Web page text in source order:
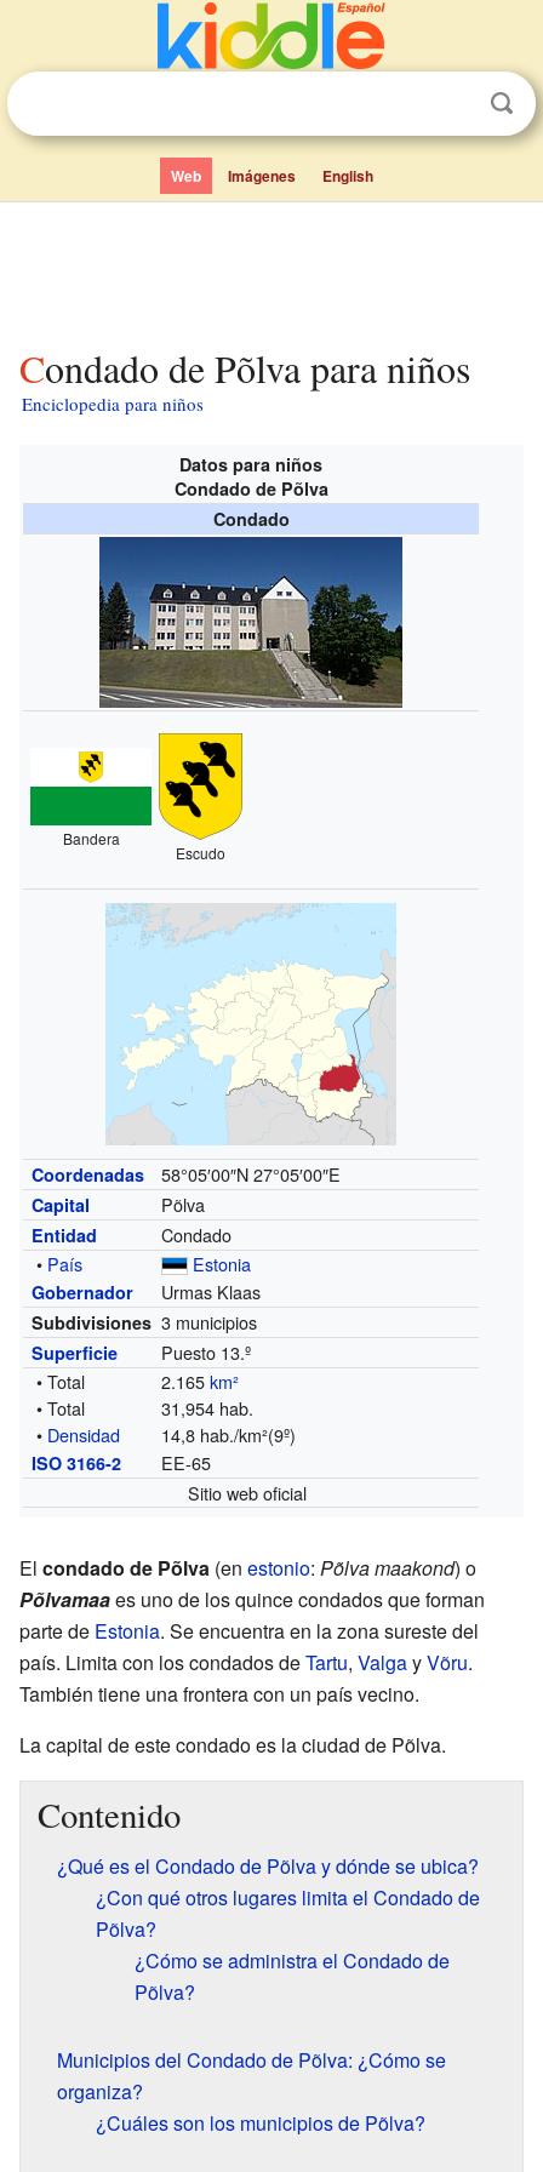
Web Imágenes English
Condado de Põlva para niños
Enciclopedia para niños
Datos para niños
Condado de Põlva
Condado
Bandera
Escudo
Coordenadas 58°05′00″N 27°05′00″E
Capital Põlva
Entidad
Condado
• País Estonia
Gobernador Urmas Klaas
Subdivisiones 3 municipios
Superficie
Puesto 13.º
• Total
2.165km²
• Total
31,954 hab.
• Densidad 14,8 hab./km²(9º)
ISO 3166-2
EE-65
Sitio web oficial
El condado de Põlva (en estonio: Põlva maakond) o
Põlvamaaes uno de los quince condados que forman
parte de Estonia. Se encuentra en la zona sureste del
país. Limita con los condados deTartu, ValgayVõru.
También tiene una frontera con un país vecino.
La capital de este condado es la ciudad de Põlva.
Contenido
¿Qué es el Condado de Põlva y dónde se ubica?
¿Con qué otros lugares limita el Condado de
Põlva?
¿Cómo se administra el Condado de
Põlva?
Municipios del Condado de Põlva: ¿Cómo se
organiza?
¿Cuáles son los municipios de Põlva?